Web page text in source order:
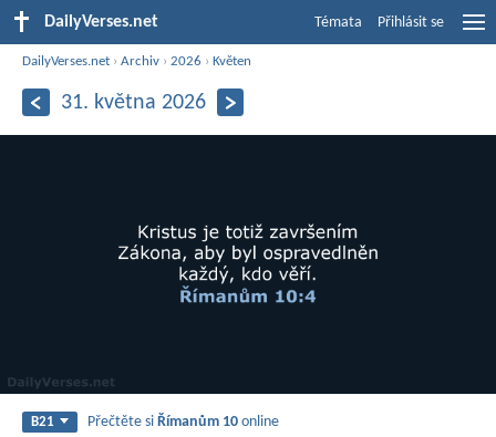
DailyVerses.net Témata Přihlásit se
DailyVerses.net ›Archiv ›2026 ›Květen
31. května 2026
B21 Přečtěte siŘímanům 10 online